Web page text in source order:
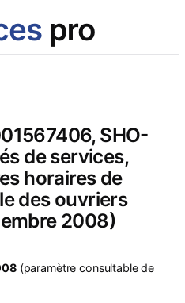
SHO-
de services,
horaires de
des ouvriers
2008)
(paramètre consultable de